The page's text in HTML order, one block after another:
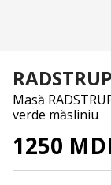
Masă
verde măsliniu
1250